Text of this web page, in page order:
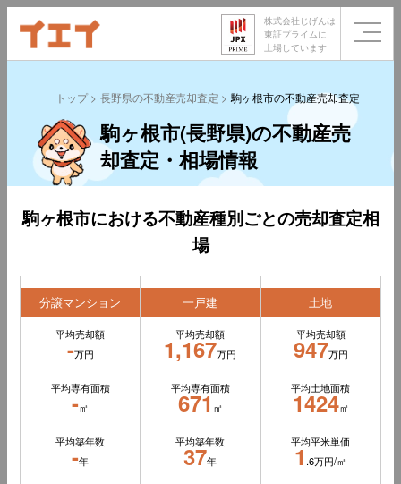
株式会社じげんは
東証プライムに
上場しています
トップ 長野県の不動産売却査定 駒ヶ根市の不動産売却査定
駒ヶ根市(長野県)の不動産売
却査定・相場情報
駒ヶ根市における不動産種別ごとの売却査定相
場
分譲マンション
平均売却額
-万円
平均専有面積
-㎡
平均築年数
-年
一戸建
平均売却額
1,167万円
平均専有面積
671㎡
平均築年数
37年
土地
平均売却額
947万円
平均土地面積
1424㎡
平均平米単価
1 .6万円/㎡